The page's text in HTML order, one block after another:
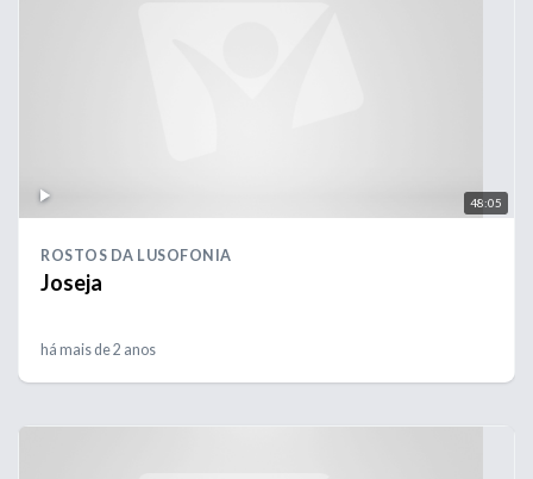
48:05
ROSTOS DA LUSOFONIA
Joseja
há mais de 2 anos